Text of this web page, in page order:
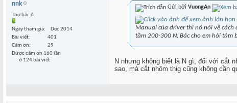
nnk
Thợ bậc 6
Ngày tham gia
Dec 2014
Bài viết
401
Cám ơn
29
Được cám ơn 160 lần
ở 124 bài viết
Gửi bởi VuongAn
Manual của driver thì nó nói về cách
tầm 200-300 N, Bác cho em hỏi tàm
N nhưng không biết là N gì, đối với cắt
sao, mà cắt nhôm thig cũng không cần